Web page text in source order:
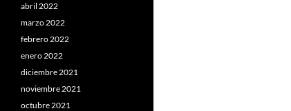
abril 2022
marzo 2022
febrero 2022
enero 2022
diciembre 2021
noviembre 2021
octubre 2021